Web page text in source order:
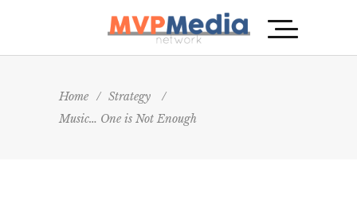
Home / Strategy
/
Music… One is Not Enough